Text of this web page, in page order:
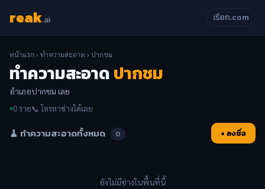
reak.ai เรียก.com
หน้าแรก ›ทำความสะอาด › ปากชม
ทำความสะอาดปากชม
อำเภอปากชม เลย
0 ราย📞 โทรหาช่างได้เลย
🧹 ทำความสะอาดทั้งหมด 0 + ลงชื่อ
ยังไม่มีช่างในพื้นที่นี้